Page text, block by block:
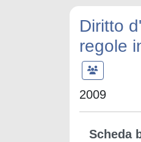
Diritto
regole
2009
Scheda